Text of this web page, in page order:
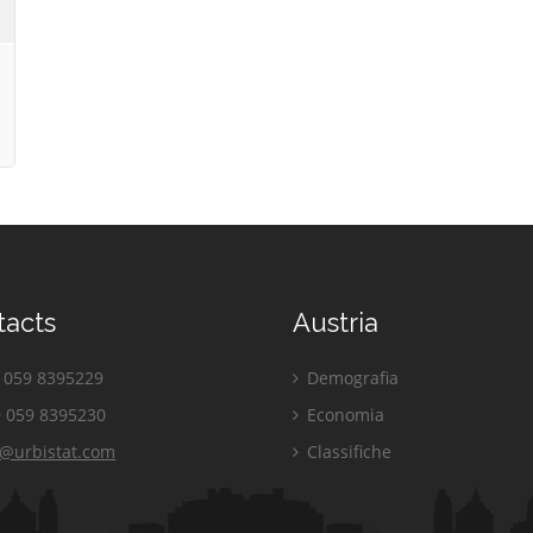
8395229
8395230
Austria
Demografia
Economia
Classifiche